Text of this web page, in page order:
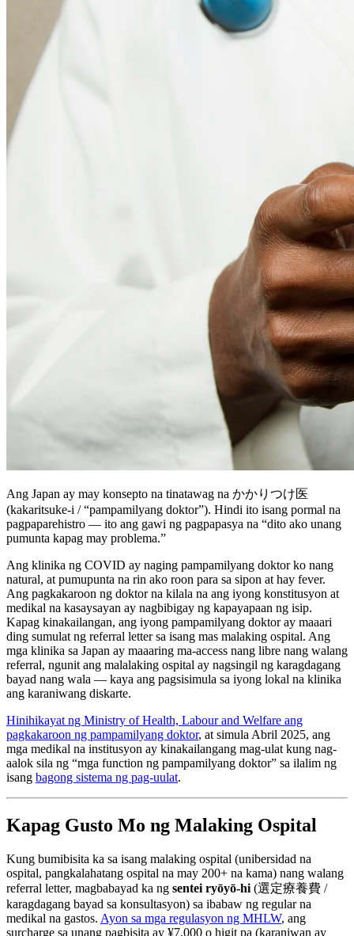
Ang Japan ay may konsepto na tinatawag na かかりつけ医
(kakaritsuke-i / “pampamilyang doktor”). Hindi ito isang pormal na
pagpaparehistro — ito ang gawi ng pagpapasya na “dito ako unang
pumunta kapag may problema.”
Ang klinika ng COVID ay naging pampamilyang doktor ko nang
natural, at pumupunta na rin ako roon para sa sipon at hay fever.
Ang pagkakaroon ng doktor na kilala na ang iyong konstitusyon at
medikal na kasaysayan ay nagbibigay ng kapayapaan ng isip.
Kapag kinakailangan, ang iyong pampamilyang doktor ay maaari
ding sumulat ng referral letter sa isang mas malaking ospital. Ang
mga klinika sa Japan ay maaaring ma-access nang libre nang walang
referral, ngunit ang malalaking ospital ay nagsingil ng karagdagang
bayad nang wala — kaya ang pagsisimula sa iyong lokal na klinika
ang karaniwang diskarte.
Hinihikayat ng Ministry of Health, Labour and Welfare ang
pagkakaroon ng pampamilyang doktor, at simula Abril 2025, ang
mga medikal na institusyon ay kinakailangang mag-ulat kung nag-
aalok sila ng “mga function ng pampamilyang doktor” sa ilalim ng
isang bagong sistema ng pag-uulat.
Kapag Gusto Mo ng Malaking Ospital
Kung bumibisita ka sa isang malaking ospital (unibersidad na
ospital, pangkalahatang ospital na may 200+ na kama) nang walang
referral letter, magbabayad ka ng sentei ryōyō-hi (選定療養費 /
karagdagang bayad sa konsultasyon) sa ibabaw ng regular na
medikal na gastos. Ayon sa mga regulasyon ng MHLW, ang
surcharge sa unang pagbisita ay ¥7,000 o higit pa (karaniwan ay